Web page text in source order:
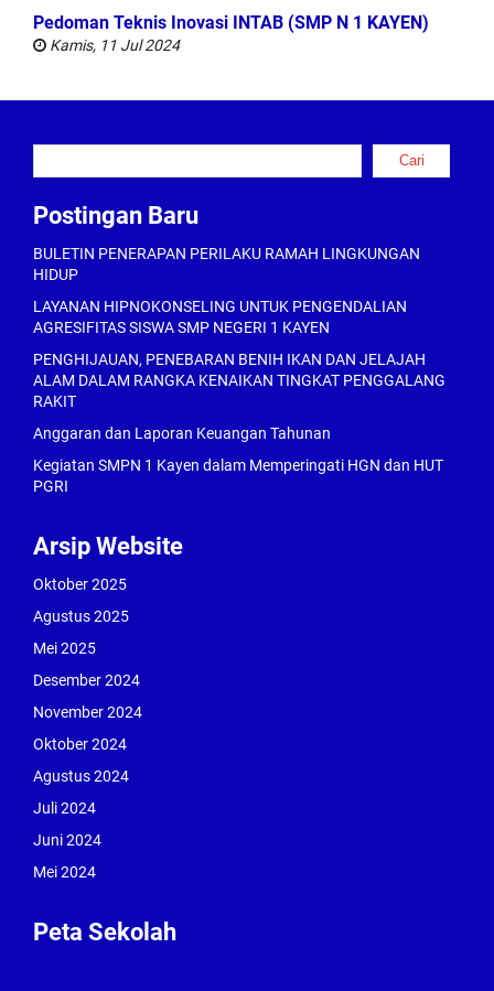
Pedoman Teknis Inovasi INTAB (SMP N 1 KAYEN)
Kamis, 11 Jul 2024
Cari
Postingan Baru
BULETIN PENERAPAN PERILAKU RAMAH LINGKUNGAN
HIDUP
LAYANAN HIPNOKONSELING UNTUK PENGENDALIAN
AGRESIFITAS SISWA SMP NEGERI 1 KAYEN
PENGHIJAUAN, PENEBARAN BENIH IKAN DAN JELAJAH
ALAM DALAM RANGKA KENAIKAN TINGKAT PENGGALANG
RAKIT
Anggaran dan Laporan Keuangan Tahunan
Kegiatan SMPN 1 Kayen dalam Memperingati HGN dan HUT
PGRI
Arsip Website
Oktober 2025
Agustus 2025
Mei 2025
Desember 2024
November 2024
Oktober 2024
Agustus 2024
Juli 2024
Juni 2024
Mei 2024
Peta Sekolah